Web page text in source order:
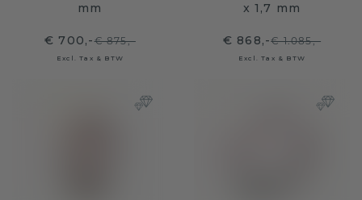
mm
€ 700,-€ 875,-
Excl. Tax & BTW
x 1,7 mm
€ 868,-€ 1.085,-
Excl. Tax & BTW